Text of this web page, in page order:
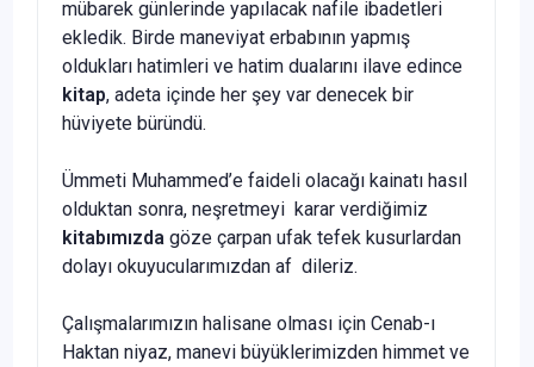
mübarek günlerinde yapılacak nafile ibadetleri
ekledik. Birde maneviyat erbabının yapmış
oldukları hatimleri ve hatim dualarını ilave edince
kitap, adeta içinde her şey var denecek bir
hüviyete büründü.
Ümmeti Muhammed’e faideli olacağı kainatı hasıl
olduktan sonra, neşretmeyi karar verdiğimiz
kitabımızda göze çarpan ufak tefek kusurlardan
dolayı okuyucularımızdan af dileriz.
Çalışmalarımızın halisane olması için Cenab-ı
Haktan niyaz, manevi büyüklerimizden himmet ve